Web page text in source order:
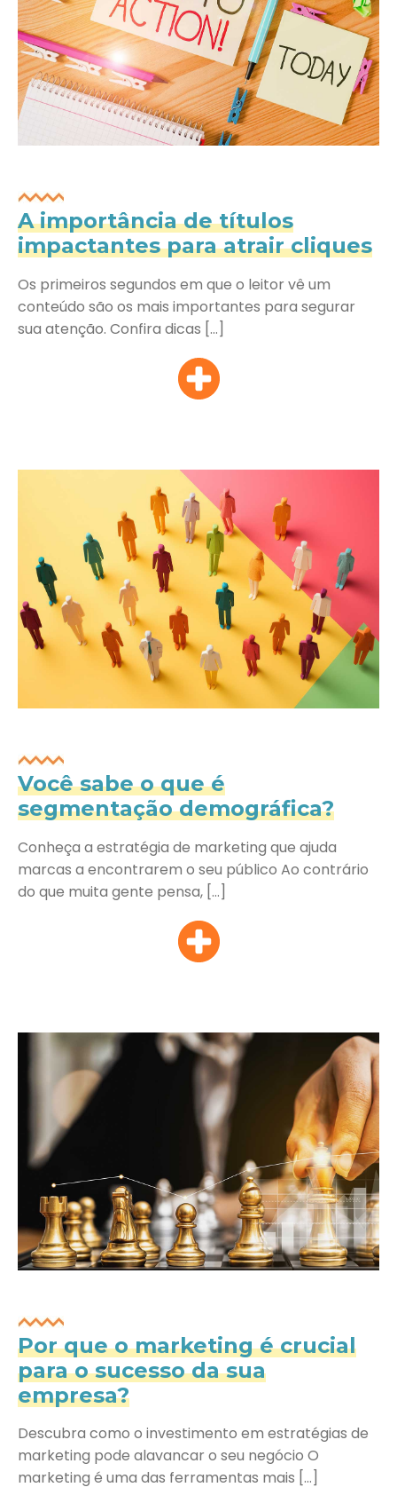
A importância de títulos
impactantes para atrair cliques
Os primeiros segundos em que o leitor vê um
conteúdo são os mais importantes para segurar
sua atenção. Confira dicas […]
Você sabe o que é
segmentação demográfica?
Conheça a estratégia de marketing que ajuda
marcas a encontrarem o seu público Ao contrário
do que muita gente pensa, […]
Por que o marketing é crucial
para o sucesso da sua
empresa?
Descubra como o investimento em estratégias de
marketing pode alavancar o seu negócio O
marketing é uma das ferramentas mais […]